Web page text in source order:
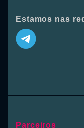
Estamos nas
Parceiros